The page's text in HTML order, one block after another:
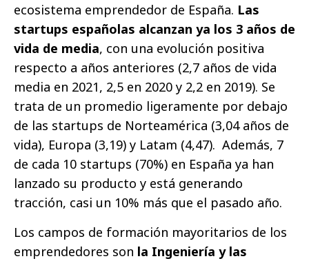
ecosistema emprendedor de España. Las
startups españolas alcanzan ya los 3 años de
vida de media, con una evolución positiva
respecto a años anteriores (2,7 años de vida
media en 2021, 2,5 en 2020 y 2,2 en 2019). Se
trata de un promedio ligeramente por debajo
de las startups de Norteamérica (3,04 años de
vida), Europa (3,19) y Latam (4,47). Además, 7
de cada 10 startups (70%) en España ya han
lanzado su producto y está generando
tracción, casi un 10% más que el pasado año.
Los campos de formación mayoritarios de los
emprendedores son la Ingeniería y las